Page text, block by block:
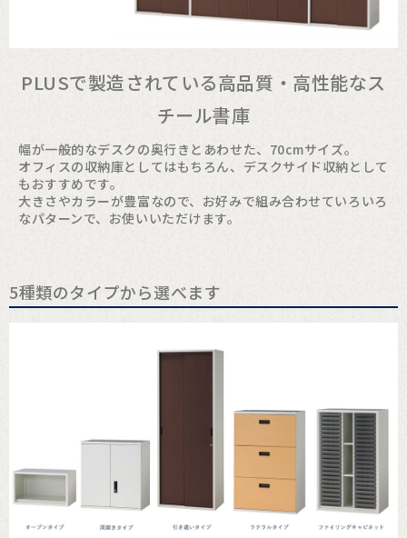
PLUSで製造されている高品質・高性能なス
チール書庫
幅が一般的なデスクの奥行きとあわせた、70cmサイズ。
オフィスの収納庫としてはもちろん、デスクサイド収納として
もおすすめです。
大きさやカラーが豊富なので、お好みで組み合わせていろいろ
なパターンで、お使いいただけます。
5種類のタイプから選べます